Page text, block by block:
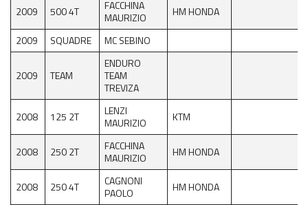
2009 500 4T
FACCHINA
MAURIZIO
HM HONDA
2009
SQUADRE MC SEBINO
2009 TEAM
ENDURO
TEAM
TREVIZA
2008
125 2T
LENZI
MAURIZIO
KTM
2008 250 2T
FACCHINA
MAURIZIO
HM HONDA
2008 250 4T
CAGNONI
PAOLO
HM HONDA